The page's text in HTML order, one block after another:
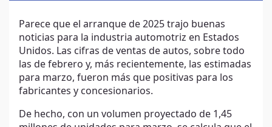
Parece que el arranque de 2025 trajo buenas
noticias para la industria automotriz en Estados
Unidos. Las cifras de ventas de autos, sobre todo
las de febrero y, más recientemente, las estimadas
para marzo, fueron más que positivas para los
fabricantes y concesionarios.
De hecho, con un volumen proyectado de 1,45